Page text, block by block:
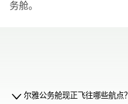
务舱。
尔雅公务舱现正飞往哪些航点？